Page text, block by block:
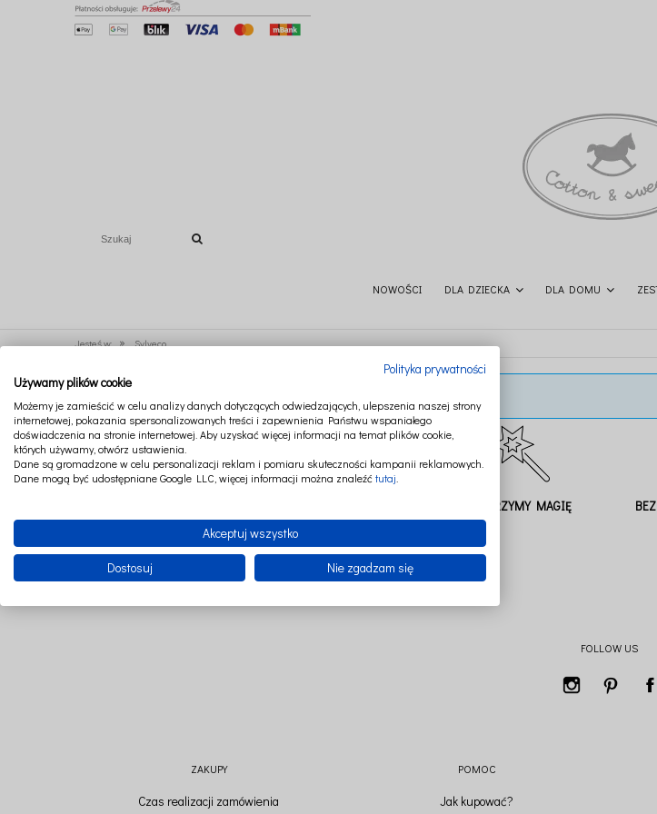
NOWOŚCI DLA DZIECKA DLA DOMU
Jesteś w: » Sylveco
TWORZYMY MAGIĘ
FOLLOW US
ZAKUPY
Czas realizacji zamówienia
POMOC
Jak kupować?
Polityka prywatności
Używamy plików cookie
Możemy je zamieścić w celu analizy danych dotyczących odwiedzających, ulepszenia naszej strony
internetowej, pokazania spersonalizowanych treści i zapewnienia Państwu wspaniałego
doświadczenia na stronie internetowej. Aby uzyskać więcej informacji na temat plików cookie,
których używamy, otwórz ustawienia.
Dane są gromadzone w celu personalizacji reklam i pomiaru skuteczności kampanii reklamowych.
Dane mogą być udostępniane Google LLC, więcej informacji można znaleźć tutaj
Akceptuj wszystko
Dostosuj Nie zgadzam się